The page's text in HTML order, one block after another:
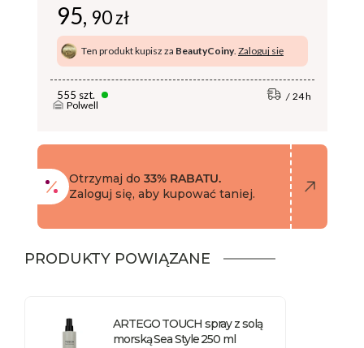
95, 90 zł
Ten produkt kupisz za BeautyCoiny. Zaloguj się
555 szt.
Polwell
24 h
Otrzymaj do 33% RABATU.
Zaloguj się, aby kupować taniej.
PRODUKTY POWIĄZANE
ARTEGO TOUCH spray z solą
morską Sea Style 250 ml